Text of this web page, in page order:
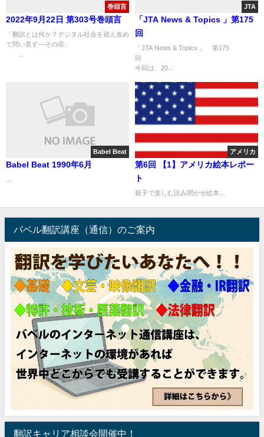
巻頭言
2022年9月22日 第303号巻頭言
「翻訳とは何か？デジタル社会を迎え改め
て問い直す—その④」
JTA
「JTA News & Topics 」第175
回
「JTA News & Topics 」 第175
今回は、20...
Babel Beat
Babel Beat 1990年6月
アメリカ
第6回 【1】アメリカ絵本レポー
ト
親子で楽しむ読み聞かせ絵本...
バベル翻訳講座（通信）のご案内
翻訳キャリア相談会開催中！